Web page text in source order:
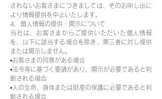
されないお客さまにつきましては、そのお申し出に
より情報提供を中止いたします。
4．個人情報の提供・開示について
当社は、お客さまからご提供いただいた個人情報
を、以下に該当する場合を除き、第三者に対し提供
または開示しません。
•お客さまの同意がある場合
•法令等に基づく要請があり、開示が必要であると判
断される場合
•人の生命、身体または財産の保護に必要であると判
断される場合